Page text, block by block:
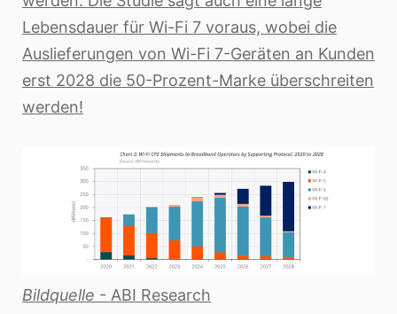
Lebensdauer für Wi-Fi 7 voraus, wobei die
Auslieferungen von Wi-Fi 7-Geräten an Kunden
erst 2028 die 50-Prozent-Marke überschreiten
werden!
Bildquelle - ABI Research